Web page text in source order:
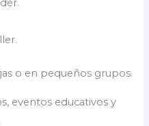
o en pequeños grupos.
eventos educativos y